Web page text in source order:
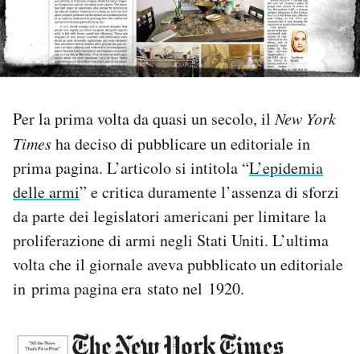
NEWSLETTER
I MIEI PREFERITI
SHOP
CALENDARIO
AREA PERSONALE
Newsletter
Notifiche mobile
Hai bisogno di aiuto?
Per la prima volta da quasi un secolo, ilNew York
Timesha deciso di pubblicare un editoriale in
prima pagina. L’articolo si intitola “L’epidemia
delle armi” e critica duramente l’assenza di sforzi
da parte dei legislatori americani per limitare la
proliferazione di armi negli Stati Uniti. L’ultima
volta che il giornale aveva pubblicato un editoriale
in prima pagina era stato nel 1920.